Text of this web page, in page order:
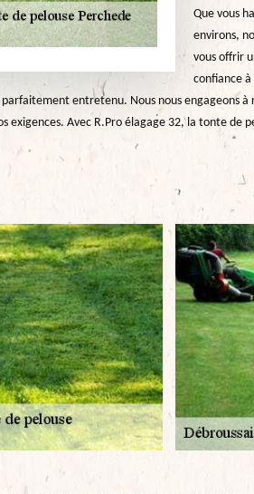
Que vous
environs,
vous offrir
confiance
entretenu. Nous nous engageons
exigences. Avec R.Pro élagage 32, la tonte de